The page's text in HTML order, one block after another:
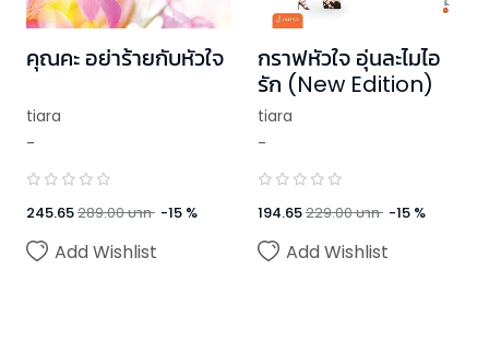
คุณคะ อย่าร้ายกับหัวใจ
tiara
-
245.65289.00บาท -15 %
Add Wishlist
กราฟหัวใจ อุ่นละไมไอ
รัก (New Edition)
tiara
-
194.65229.00บาท -15 %
Add Wishlist